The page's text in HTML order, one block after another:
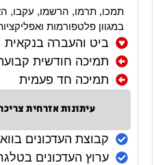
תמכו, תרמו, הרשמו, עקבו,
במגוון פלטפורמות
ביט והעברה בנקאית
תמיכה חודשית
תמיכה חד פעמית
עיתונות אזרחית
קבוצת העדכונים
ערוץ העדכונים